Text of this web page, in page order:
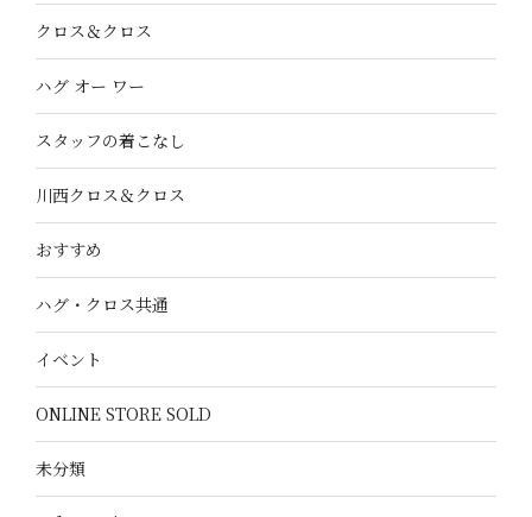
クロス＆クロス
ハグ オー ワー
スタッフの着こなし
川西クロス＆クロス
おすすめ
ハグ・クロス共通
イベント
ONLINE STORE SOLD
未分類